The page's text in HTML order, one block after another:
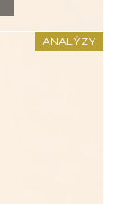
ANALÝZY